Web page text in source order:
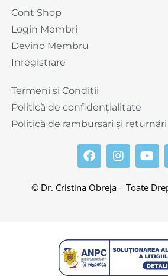
Cont Shop
Login Membri
Devino Membru
Inregistrare
Termeni si Conditii
Politică de confidențialitate
Politică de rambursări și returnări
© Dr. Cristina Obreja – Toate